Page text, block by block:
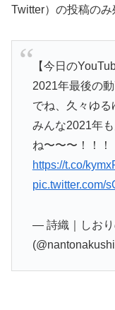
Twitter）の投稿のみ
【今日の
2021年最後の
でね、久々ゆ
みんな2021年
ね〜〜〜！！
https://t.co/
pic.twitter.com/
— 詩織｜しおり